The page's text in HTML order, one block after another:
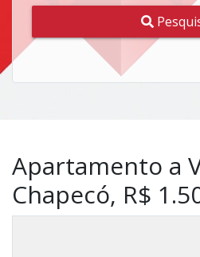
Apartamento a
Chapecó, R$